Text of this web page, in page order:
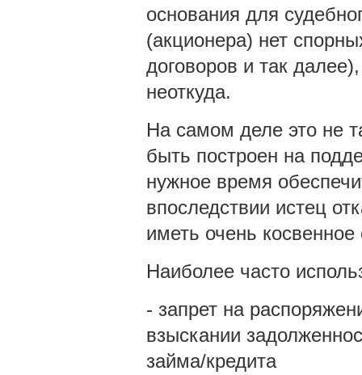
основания для
(акционера) нет
договоров и так
неоткуда.
На самом деле это не
быть построен на
нужное время
впоследствии истец
иметь очень
Наиболее часто
- запрет на
взыскании
займа/кредита